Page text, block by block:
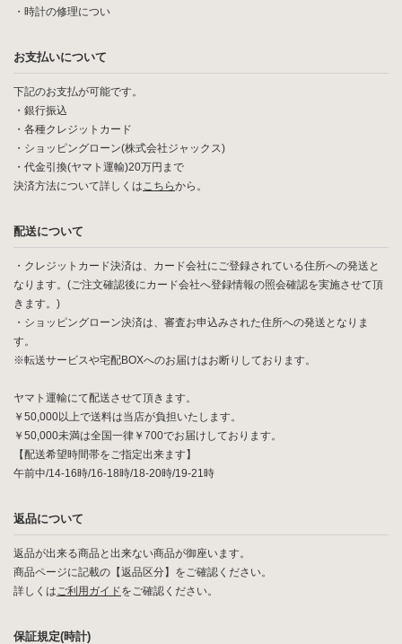
・ 時計の修理につい
お支払いについて
下記のお支払が可能です。
・銀行振込
・各種クレジットカード
・ショッピングローン(株式会社ジャックス)
・代金引換(ヤマト運輸)20万円まで
決済方法について詳しくはこちらから。
配送について
・クレジットカード決済は、カード会社にご登録されている住所への発送と
なります。(ご注文確認後にカード会社へ登録情報の照会確認を実施させて頂
きます。)
・ショッピングローン決済は、審査お申込みされた住所への発送となりま
す。
※転送サービスや宅配BOXへのお届けはお断りしております。
ヤマト運輸にて配送させて頂きます。
￥50,000以上で送料は当店が負担いたします。
￥50,000未満は全国一律￥700でお届けしております。
【配送希望時間帯をご指定出来ます】
午前中/14-16時/16-18時/18-20時/19-21時
返品について
返品が出来る商品と出来ない商品が御座います。
商品ページに記載の【返品区分】をご確認ください。
詳しくはご利用ガイドをご確認ください。
保証規定(時計)